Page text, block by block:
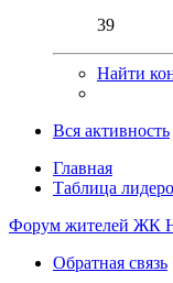
39
Найти
Вся активность
Главная
Таблица
Форум жителей ЖК
Обратная связь